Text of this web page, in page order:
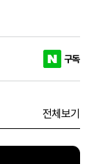
구독
전체보기